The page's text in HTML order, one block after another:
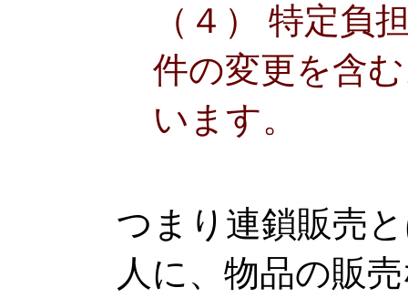
（４） 特定負
件の変更を含
います。
つまり連鎖販売
人に、物品の販